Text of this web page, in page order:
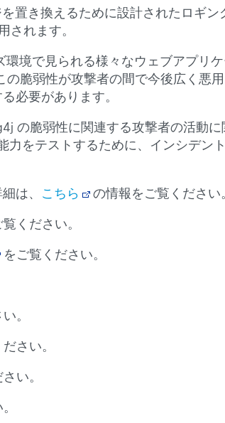
置き換えるために設計されたロギ
されます。
環境で見られる様々なウェブアプリ
脆弱性が攻撃者の間で今後広く悪
必要があります。
の脆弱性に関連する攻撃者の活動
力をテストするために、インシデン
は、 こちら の情報をご覧ください
覧ください。
をご覧ください。
。
さい。
い。